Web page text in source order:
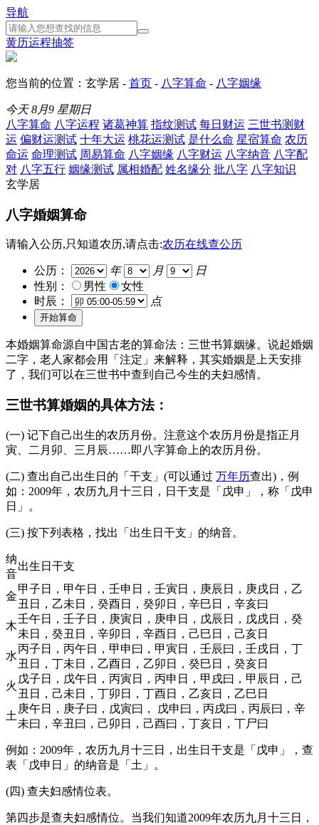
导航
黄历运程抽签
您当前的位置：玄学居 - 首页 - 八字算命 - 八字姻缘
今天8月9 星期日
八字算命 八字运程 诸葛神算 指纹测试 每日财运 三世书测财
运 偏财运测试 十年大运 桃花运测试 是什么命 星宿算命 农历
命运 命理测试 周易算命 八字姻缘 八字财运 八字纳音 八字配
对 八字五行 姻缘测试 属相婚配 姓名缘分 批八字 八字知识
玄学居
八字婚姻算命
请输入公历,只知道农历,请点击:农历在线查公历
公历： 年 月
日
性别：
男性
女性
时辰：
点
本婚姻算命源自中国古老的算命法：三世书算姻缘。说起婚姻
二字，老人家都会用「注定」来解释，其实婚姻是上天安排
了，我们可以在三世书中查到自己今生的夫妇感情。
三世书算婚姻的具体方法：
(一) 记下自己出生的农历月份。注意这个农历月份是指正月
寅、二月卯、三月辰……即八字算命上的农历月份。
(二) 查出自己出生日的「干支」(可以通过 万年历查出)，例
如：2009年，农历九月十三日，日干支是「戊申」，称「戊申
日」。
(三) 按下列表格，找出「出生日干支」的纳音。
纳
音
出生日干支
金
甲子日，甲午日，壬申日，壬寅日，庚辰日，庚戌日，乙
丑日，乙未日，癸酉日，癸卯日，辛巳日，辛亥曰
木
壬午日，壬子日，庚寅日，庚申日，戊辰日，戊戌日，癸
未日，癸丑日，辛卯日，辛酉日，己巳日，己亥日
水
丙子日，丙午日，甲申曰，甲寅日，壬辰曰，壬戌日，丁
丑日，丁未日，乙酉日，乙卯日，癸巳日，癸亥日
火
戊子日，戊午日，丙寅日，丙申日，甲戌曰，甲辰日，己
丑日，己未日，丁卯日，丁酉日，乙亥日，乙巳日
土
庚午日，庚子曰，戊寅曰， 戊申曰 ，丙戌曰，丙辰曰，辛
未曰，辛丑曰，己卯日，己酉曰，丁亥日，丅尸曰
例如：2009年，农历九月十三日，出生日干支是「戊申」，查
表「戊申日」的纳音是「土」。
(四) 查夫妇感情位表。
第四步是查夫妇感情位。当我们知道2009年农历九月十三日，